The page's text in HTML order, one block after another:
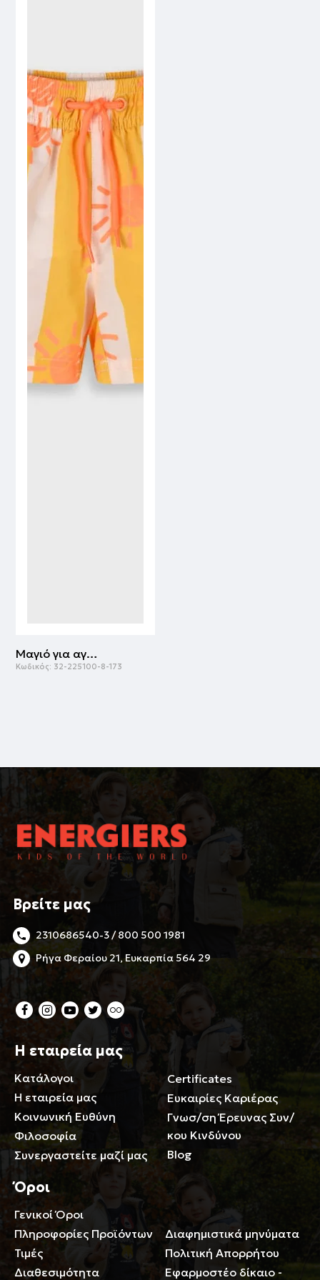
Μαγιό για αγόρι | ΕΜΠΡΙΜΕ
Κωδικός: 32-225100-8-173
Βρείτε μας
2310686540-3 / 800 500 1981
Ρήγα Φεραίου 21, Ευκαρπία 564 29
Η εταιρεία μας
Κατάλογοι
Η εταιρεία μας
Κοινωνική Ευθύνη
Φιλοσοφία
Συνεργαστείτε μαζί μας
Certificates
Ευκαιρίες Καριέρας
Γνωσ/ση Έρευνας Συν/
κου Κινδύνου
Blog
Όροι
Γενικοί Όροι
Πληροφορίες Προϊόντων
Τιμές
Διαθεσιμότητα
Περιορισμοί ευθύνης
Διαφημιστικά μηνύματα
Πολιτική Απορρήτου
Εφαρμοστέο δίκαιο -